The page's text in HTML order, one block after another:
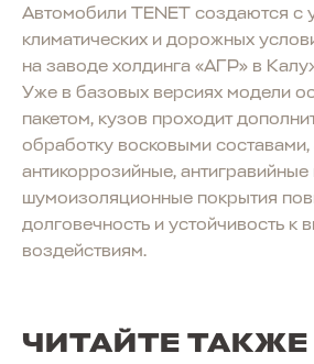
Автомобили TENET создаются с
климатических и дорожных
на заводе холдинга «АГР» в
Уже в базовых версиях модели
пакетом, кузов проходит
обработку восковыми
антикоррозийные, антигравийные
шумоизоляционные покрытия
долговечность и устойчивость к
воздействиям.
ЧИТАЙТЕ ТАКЖЕ